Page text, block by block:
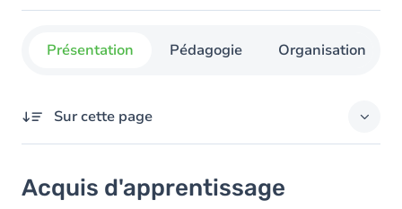
Présentation Pédagogie Organisation
Sur cette page
Contenu
Acquis d'apprentissage